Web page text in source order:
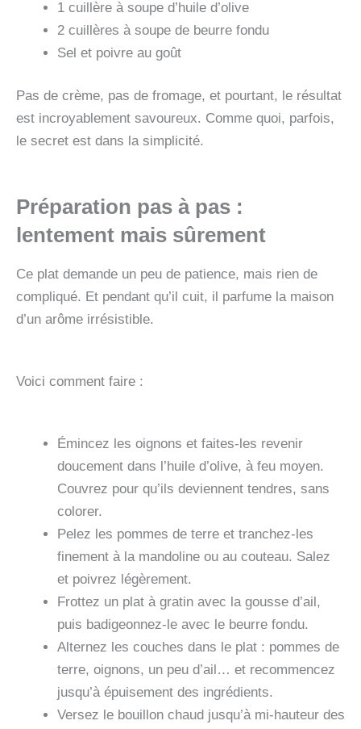
1 cuillère à soupe d’huile d’olive
2 cuillères à soupe de beurre fondu
Sel et poivre au goût
Pas de crème, pas de fromage, et pourtant, le résultat
est incroyablement savoureux. Comme quoi, parfois,
le secret est dans la simplicité.
Préparation pas à pas :
lentement mais sûrement
Ce plat demande un peu de patience, mais rien de
compliqué. Et pendant qu’il cuit, il parfume la maison
d’un arôme irrésistible.
Voici comment faire :
Émincez les oignons et faites-les revenir
doucement dans l’huile d’olive, à feu moyen.
Couvrez pour qu’ils deviennent tendres, sans
colorer.
Pelez les pommes de terre et tranchez-les
finement à la mandoline ou au couteau. Salez
et poivrez légèrement.
Frottez un plat à gratin avec la gousse d’ail,
puis badigeonnez-le avec le beurre fondu.
Alternez les couches dans le plat : pommes de
terre, oignons, un peu d’ail… et recommencez
jusqu’à épuisement des ingrédients.
Versez le bouillon chaud jusqu’à mi-hauteur des